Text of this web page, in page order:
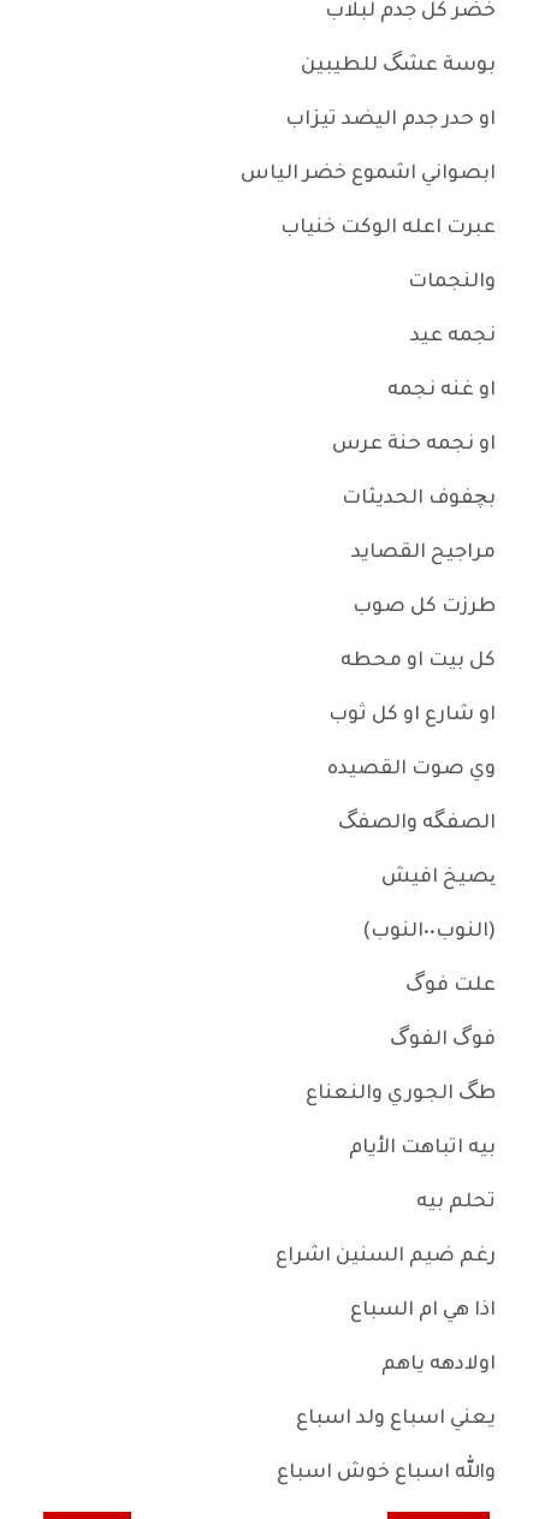
خضر كل جدم لبلاب
بوسة عشگ للطيبين
او حدر جدم اليضد تيزاب
ابصواني اشموع خضر الياس
عبرت اعله الوكت خنياب
والنجمات
نجمه عيد
او غنه نجمه
او نجمه حنة عرس
بچفوف الحديثات
مراجيح القصايد
طرزت كل صوب
كل بيت او محطه
او شارع او كل ثوب
وي صوت القصيده
الصفگه والصفگ
یصيخ افيش
(النوب٠٠النوب)
علت فوگ
فوگ الفوگ
طگ الجوري والنعناع
بيه اتباهت الأيام
تحلم بيه
رغم ضيم السنين اشراع
اذا هي ام السباع
اولادهه ياهم
يعني اسباع ولد اسباع
والله اسباع خوش اسباع